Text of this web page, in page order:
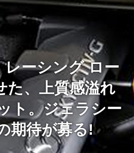
ーシング ロー
た、上質感溢れ
ト。ジェラシー
期待が募る!